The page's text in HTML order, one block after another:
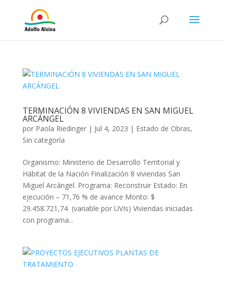
TERMINACIÓN 8 VIVIENDAS EN SAN MIGUEL
ARCÁNGEL
por Paola Riedinger| Jul 4, 2023 | Estado de Obras,
Sin categoría
Organismo: Ministerio de Desarrollo Territorial y
Hábitat de la Nación Finalización 8 viviendas San
Miguel Arcángel. Programa: Reconstruir Estado: En
ejecución – 71,76 % de avance Monto: $
29.458.721,74 (variable por UVIs) Viviendas iniciadas
con programa...